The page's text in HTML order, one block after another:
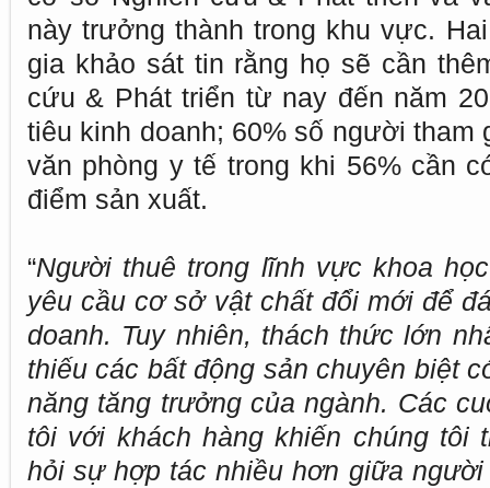
này trưởng thành trong khu vực.
gia khảo sát tin rằng họ sẽ cần
cứu & Phát triển từ nay đến năm
tiêu kinh doanh; 60% số người tham
văn phòng y tế trong khi 56% cần
điểm sản xuất.
“Người thuê trong lĩnh vực khoa
yêu cầu cơ sở vật chất đổi mới để
doanh. Tuy nhiên, thách thức lớn
thiếu các bất động sản chuyên biệt
năng tăng trưởng của ngành. Các
tôi với khách hàng khiến chúng tôi
hỏi sự hợp tác nhiều hơn giữa